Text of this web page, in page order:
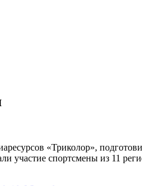
«Триколор»,
участие спортсмены из 11